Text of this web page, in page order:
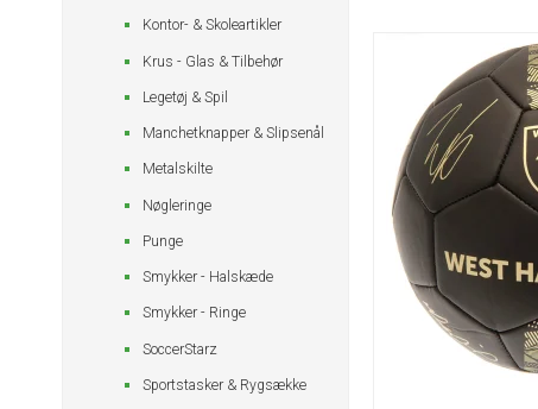
Kontor- & Skoleartikler
Krus - Glas & Tilbehør
Legetøj & Spil
Manchetknapper & Slipsenål
Metalskilte
Nøgleringe
Punge
Smykker - Halskæde
Smykker - Ringe
SoccerStarz
Sportstasker & Rygsække